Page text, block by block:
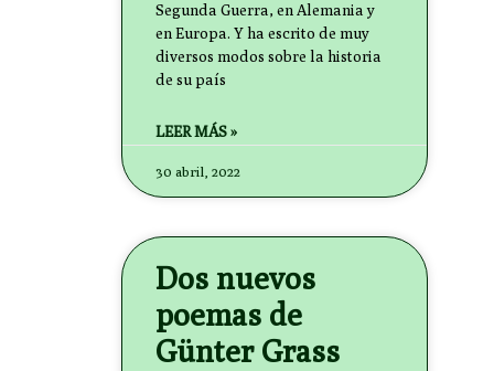
Segunda Guerra, en Alemania y
en Europa. Y ha escrito de muy
diversos modos sobre la historia
de su país
LEER MÁS »
30 abril, 2022
Dos nuevos
poemas de
Günter Grass